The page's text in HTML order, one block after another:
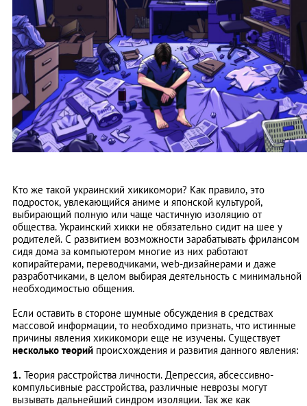
Кто же такой украинский хикикомори? Как правило, это
подросток, увлекающийся аниме и японской культурой,
выбирающий полную или чаще частичную изоляцию от
общества. Украинский хикки не обязательно сидит на шее у
родителей. С развитием возможности зарабатывать фрилансом
сидя дома за компьютером многие из них работают
копирайтерами, переводчиками, web-дизайнерами и даже
разработчиками, в целом выбирая деятельность с минимальной
необходимостью общения.
Если оставить в стороне шумные обсуждения в средствах
массовой информации, то необходимо признать, что истинные
причины явления хикикомори еще не изучены. Существует
несколько теорий происхождения и развития данного явления:
1. Теория расстройства личности. Депрессия, абсессивно-
компульсивные расстройства, различные неврозы могут
вызывать дальнейший синдром изоляции. Так же как